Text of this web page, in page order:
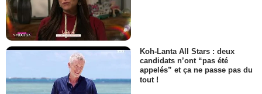
Koh-Lanta All Stars : deux
candidats n’ont “pas été
appelés” et ça ne passe pas du
tout !